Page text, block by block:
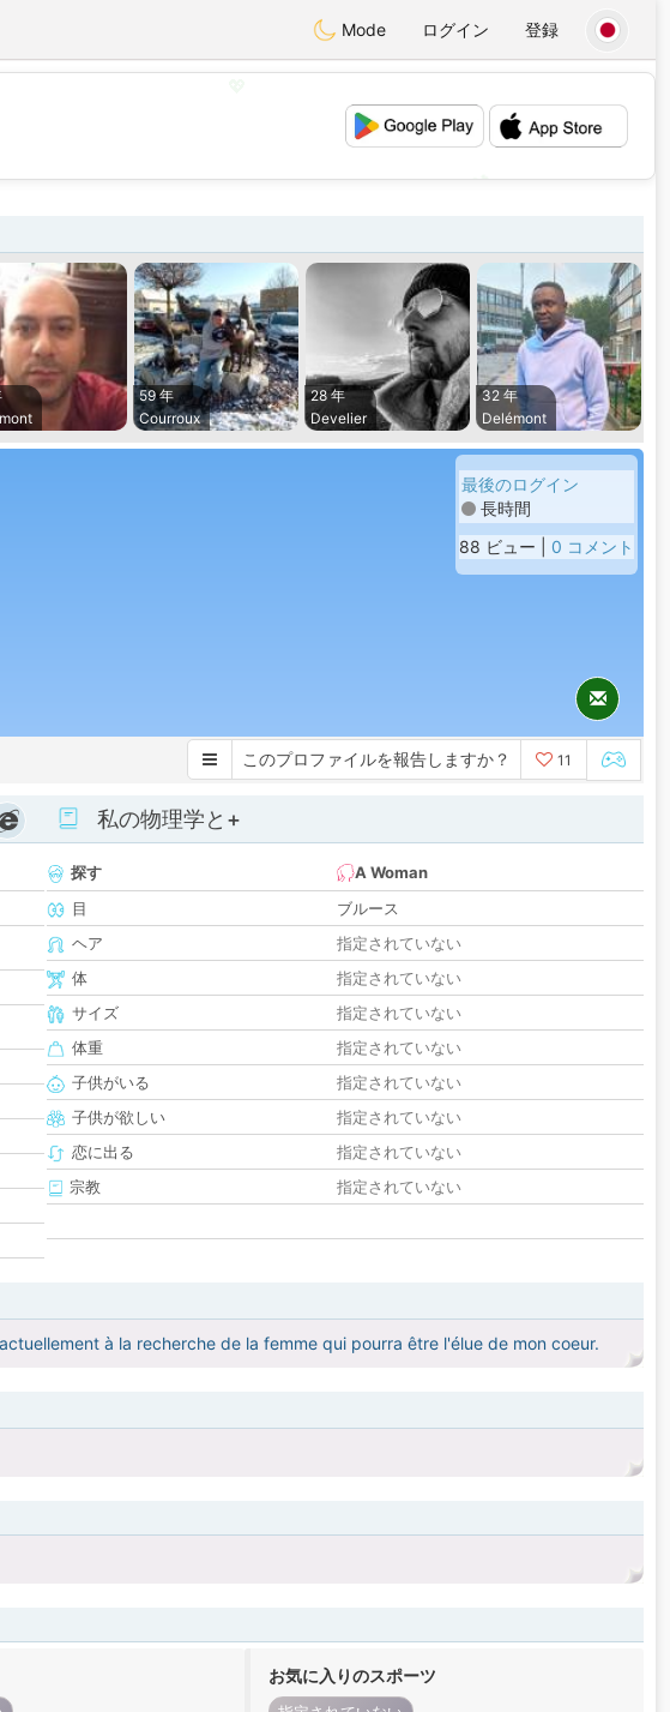
Mode ログイン 登録
59 年
Courroux
28 年
Develier
32 年
Delémont
最後のログイン
長時間
88 ビュー | 0 コメント
このプロファイルを報告しますか？ 11
私の物理学と+
探す
A Woman
目
ブルース
ヘア
指定されていない
体
指定されていない
サイズ
指定されていない
体重
指定されていない
子供がいる
指定されていない
子供が欲しい
指定されていない
恋に出る
指定されていない
宗教
指定されていない
à la recherche de la femme qui pourra être l'élue de mon coeur.
お気に入りのスポーツ